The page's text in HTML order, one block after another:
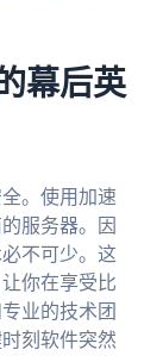
幕后英
。使用加速
服务器。因
不可少。这
你在享受比
业的技术团
刻软件突然